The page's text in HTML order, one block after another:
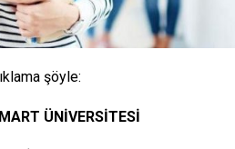
aldığı notları gösteren
imza ya da Islak İmzalı)
yıldaki LYS ve ÖSYS Sonuç
şöyle:
ÜNİVERSİTESİ